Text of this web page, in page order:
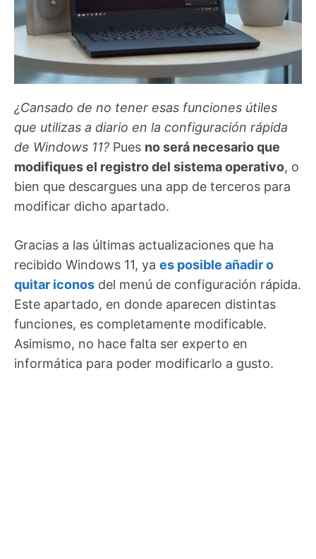
¿Cansado de no tener esas funciones útiles
que utilizas a diario en la configuración rápida
de Windows 11? Pues no será necesario que
modifiques el registro del sistema operativo, o
bien que descargues una app de terceros para
modificar dicho apartado.
Gracias a las últimas actualizaciones que ha
recibido Windows 11, ya es posible añadir o
quitar iconos del menú de configuración rápida.
Este apartado, en donde aparecen distintas
funciones, es completamente modificable.
Asimismo, no hace falta ser experto en
informática para poder modificarlo a gusto.